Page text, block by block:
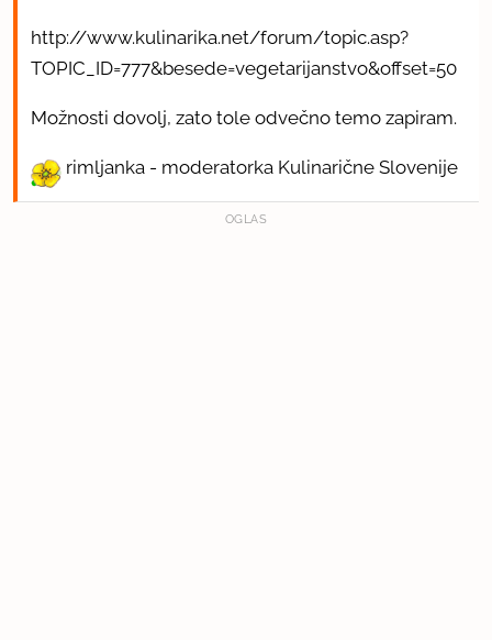
http://www.kulinarika.net/forum/topic.asp?
TOPIC_ID=777&besede=vegetarijanstvo&offset=50
Možnosti dovolj, zato tole odvečno temo zapiram.
rimljanka - moderatorka Kulinarične Slovenije
OGLAS